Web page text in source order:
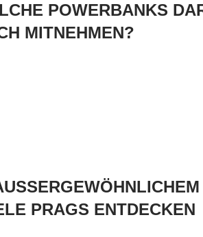
POWERBANKS
MITNEHMEN?
PRAGS ENTDECKEN